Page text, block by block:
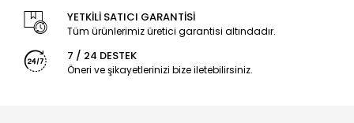
YETKİLİ SATICI GARANTİSİ
Tüm ürünlerimiz üretici garantisi altındadır.
7 / 24 DESTEK
Öneri ve şikayetlerinizi bize iletebilirsiniz.